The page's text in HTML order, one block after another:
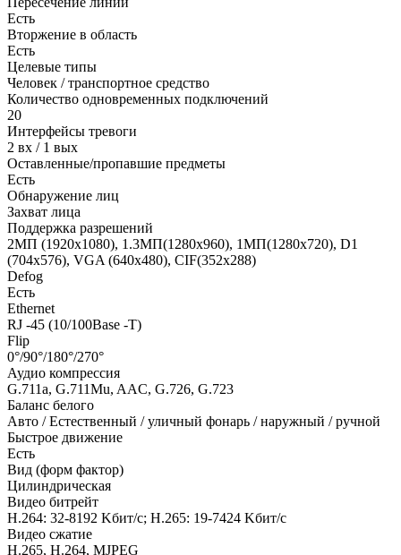
Есть
Вторжение в область
Есть
Целевые типы
Человек / транспортное средство
Количество одновременных подключений
20
Интерфейсы тревоги
2 вх / 1 вых
Оставленные/пропавшие предметы
Есть
Обнаружение лиц
Захват лица
Поддержка разрешений
2МП (1920x1080), 1.3MП(1280x960), 1МП(1280x720), D1
(704x576), VGA (640x480), CIF(352x288)
Defog
Есть
Ethernet
RJ -45 (10/100Base -T)
Flip
0°/90°/180°/270°
Аудио компрессия
G.711a, G.711Mu, AAC, G.726, G.723
Баланс белого
Авто / Естественный / уличный фонарь / наружный / ручной
Быстрое движение
Есть
Вид (форм фактор)
Цилиндрическая
Видео битрейт
H.264: 32-8192 Kбит/с; H.265: 19-7424 Kбит/с
Видео сжатие
H.265, H.264, MJPEG